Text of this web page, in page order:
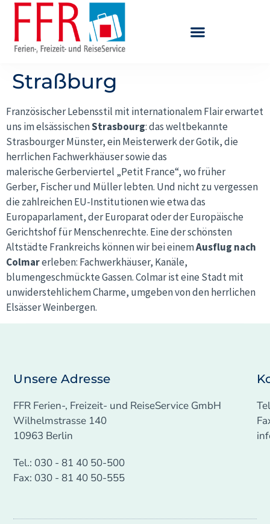
Straßburg
Französischer Lebensstil mit internationalem Flair erwartet
uns im elsässischenStrasbourg: das weltbekannte
Strasbourger Münster, ein Meisterwerk der Gotik, die
herrlichen Fachwerkhäuser sowie das
malerische Gerberviertel „Petit France“, wo früher
Gerber, Fischer und Müller lebten. Und nicht zu vergessen
die zahlreichen EU-Institutionen wie etwa das
Europaparlament, der Europarat oder der Europäische
Gerichtshof für Menschenrechte. Eine der schönsten
Altstädte Frankreichs können wir bei einemAusflug nach
Colmarerleben: Fachwerkhäuser, Kanäle,
blumengeschmückte Gassen. Colmar ist eine Stadt mit
unwiderstehlichem Charme, umgeben von den herrlichen
Elsässer Weinbergen.
Unsere Adresse
FFR Ferien-, Freizeit- und ReiseService GmbH
Wilhelmstrasse 140
10963 Berlin
Tel.: 030 - 81 40 50-500
Fax: 030 - 81 40 50-555